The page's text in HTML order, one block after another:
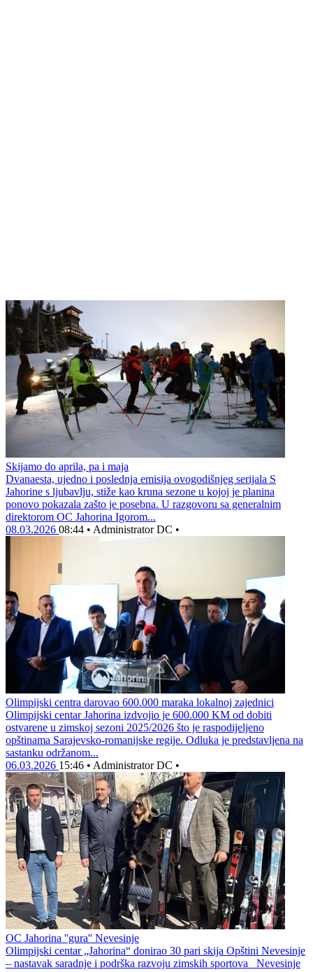
Skijamo do aprila, pa i maja
Dvanaesta, ujedno i poslednja emisija ovogodišnjeg serijala S
Jahorine s ljubavlju, stiže kao kruna sezone u kojoj je planina
ponovo pokazala zašto je posebna. U razgovoru sa generalnim
direktorom OC Jahorina Igorom...
08.03.2026 08:44 • Administrator DC •
Olimpijski centra darovao 600.000 maraka lokalnoj zajednici
Olimpijski centar Jahorina izdvojio je 600.000 KM od dobiti
ostvarene u zimskoj sezoni 2025/2026 što je raspodijeljeno
opštinama Sarajevsko-romanijske regije. Odluka je predstavljena na
sastanku održanom...
06.03.2026 15:46 • Administrator DC •
OC Jahorina ''gura'' Nevesinje
Olimpijski centar „Jahorina“ donirao 30 pari skija Opštini Nevesinje
– nastavak saradnje i podrška razvoju zimskih sportova Nevesinje